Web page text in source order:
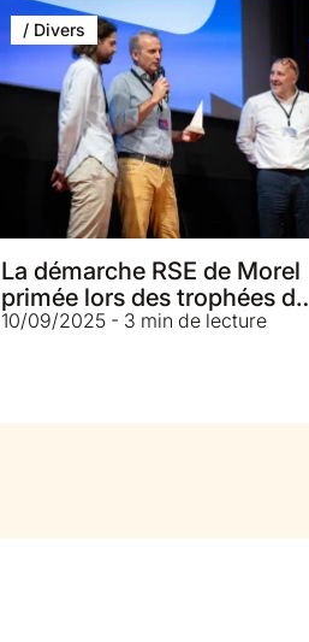
/ Divers
La démarche RSE de Morel
primée lors des trophées de
l’Ameublement français
10/09/2025 - 3 min de lecture